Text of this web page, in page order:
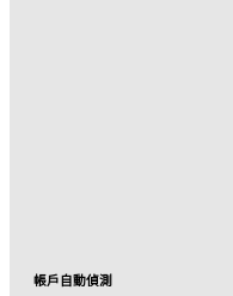
帳戶自動偵測